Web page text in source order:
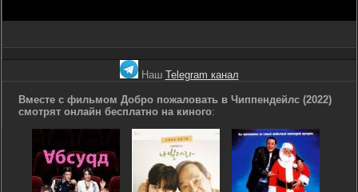
Наш Telegram канал
Вместе с фильмом Добро пожаловать в Чиппендейлс (2022)
смотрят онлайн бесплатно на киного: